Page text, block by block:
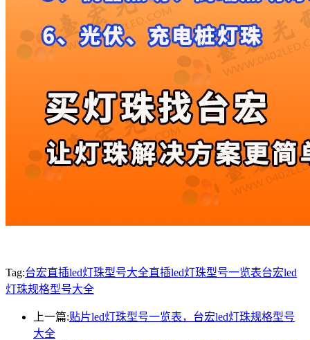
Tag:台宏直插led灯珠型号大全直插led灯珠型号一览表台宏led
灯珠规格型号大全
上一篇:贴片led灯珠型号一览表，台宏led灯珠规格型号
大全